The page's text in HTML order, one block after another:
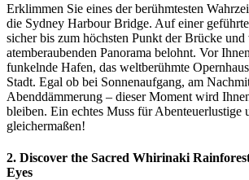
Erklimmen Sie eines der berühmtesten
die Sydney Harbour Bridge. Auf einer
sicher bis zum höchsten Punkt der Brücke
atemberaubenden Panorama belohnt. Vor
funkelnde Hafen, das weltberühmte
Stadt. Egal ob bei Sonnenaufgang, am
Abenddämmerung – dieser Moment wird
bleiben. Ein echtes Muss für Abenteuerlustige
gleichermaßen!
2. Discover the Sacred Whirinaki
Eyes